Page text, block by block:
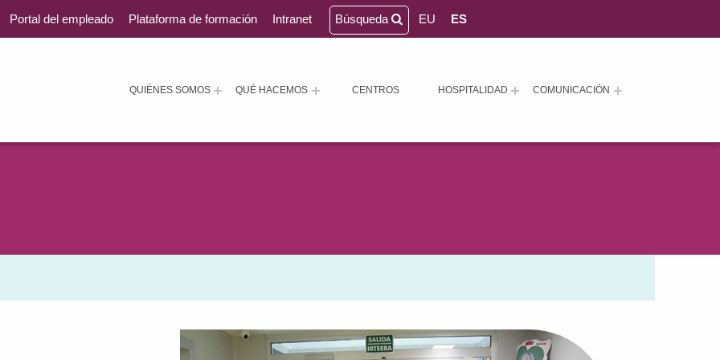
QUIÉNES SOMOS QUÉ HACEMOS CENTROS HOSPITALIDAD COMUNICACIÓN
Portal del empleado Plataforma de formación Intranet Búsqueda EU ES